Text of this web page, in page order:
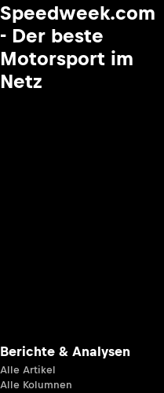
Speedweek.com
- Der beste
Motorsport im
Netz
Berichte & Analysen
Alle Artikel
Alle Kolumnen